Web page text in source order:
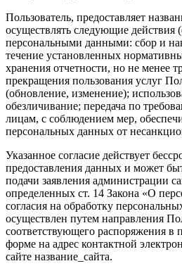
Пользователь, предоставляет
осуществлять следующие действия
персональными данными: сбор и
течение установленных
хранения отчетности, но не менее
прекращения пользования услуг
(обновление, изменение);
обезличивание; передача по
лицам, с соблюдением мер,
персональных данных от
Указанное согласие действует
предоставления данных и может
подачи заявления администрации
определенных ст. 14 Закона «О
согласия на обработку
осуществлен путем направления
соответствующего распоряжения в
форме на адрес контактной
сайте название_сайта.